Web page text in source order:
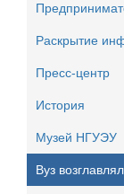
Раскрытие
Пресс-центр
История
Музей НГУЭУ
Вуз